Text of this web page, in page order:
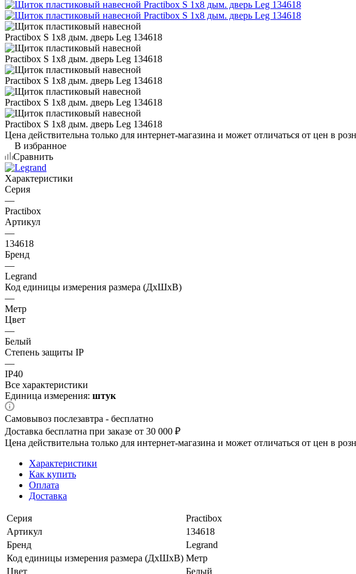
Цена действительна только для интернет-магазина и может отличаться от цен в
В избранное
Сравнить
Характеристики
Серия
—
Practibox
Артикул
—
134618
Бренд
—
Legrand
Код единицы измерения размера (ДхШхВ)
—
Метр
Цвет
—
Белый
Степень защиты IP
—
IP40
Все характеристики
Единица измерения: штук
Самовывоз послезавтра - бесплатно
Доставка бесплатна при заказе от 30 000 ₽
Цена действительна только для интернет-магазина и может отличаться от цен в
Характеристики
Как купить
Оплата
Доставка
Серия
Practibox
Артикул
134618
Бренд
Legrand
Код единицы измерения размера (ДхШхВ) Метр
Цвет
Белый